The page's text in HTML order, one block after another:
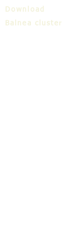
Download
Balnea cluster